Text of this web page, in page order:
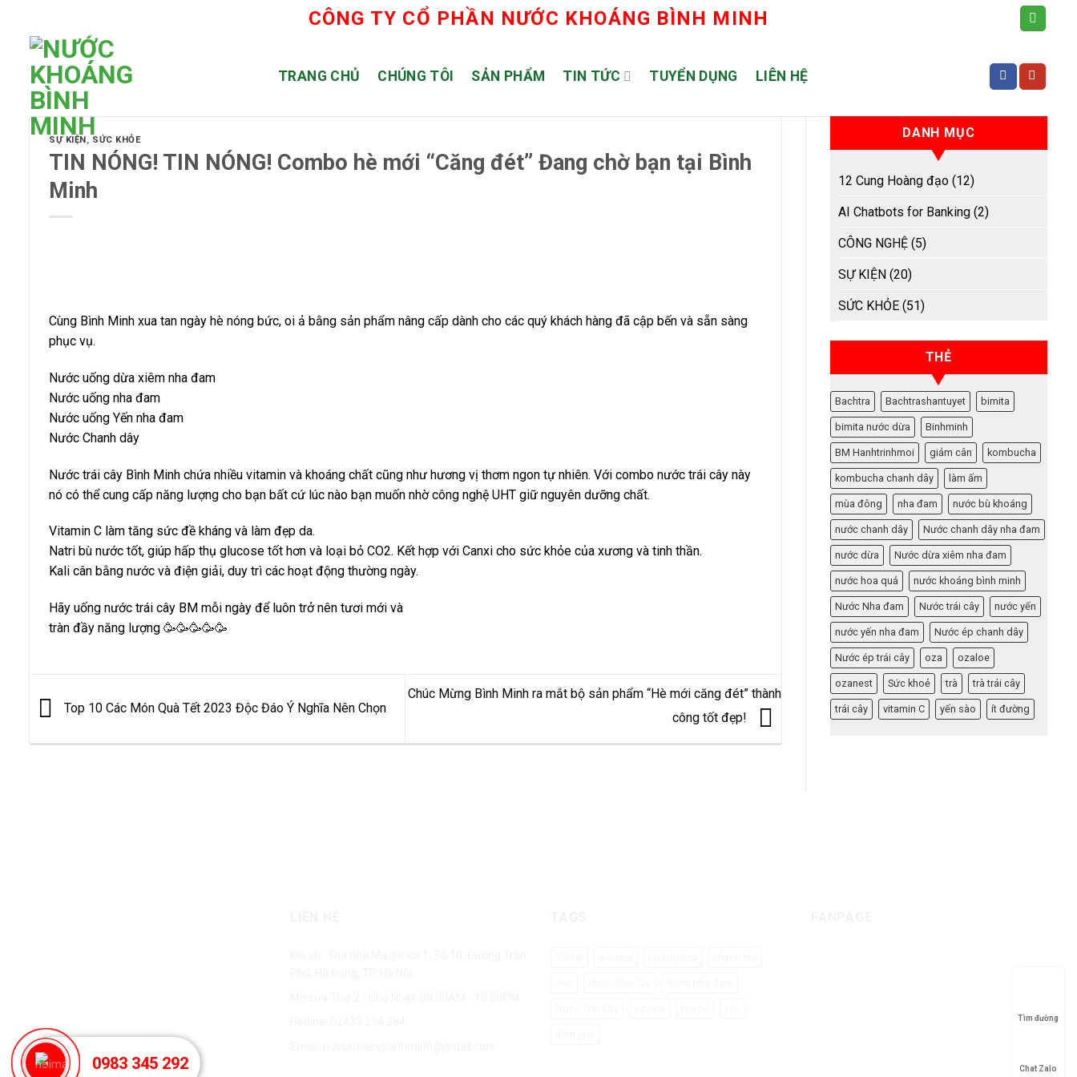
content
CÔNG TY CỔ PHẦN NƯỚC KHOÁNG BÌNH MINH
TRANG CHỦ CHÚNG TÔI SẢN PHẨM TIN TỨC TUYỂN DỤNG LIÊN HỆ
SỰ KIỆN, SỨC KHỎE
TIN NÓNG! TIN NÓNG! Combo hè mới “Căng đét” Đang chờ bạn tại Bình
Minh
Cùng Bình Minh xua tan ngày hè nóng bức, oi ả bằng sản phẩm nâng cấp dành cho các quý khách hàng đã cập bến và sẵn sàng
phục vụ.
Nước uống dừa xiêm nha đam
Nước uống nha đam
Nước uống Yến nha đam
Nước Chanh dây
Nước trái cây Bình Minh chứa nhiều vitamin và khoáng chất cũng như hương vị thơm ngon tự nhiên. Với combo nước trái cây này
nó có thể cung cấp năng lượng cho bạn bất cứ lúc nào bạn muốn nhờ công nghệ UHT giữ nguyên dưỡng chất.
Vitamin C làm tăng sức đề kháng và làm đẹp da.
Natri bù nước tốt, giúp hấp thụ glucose tốt hơn và loại bỏ CO2. Kết hợp với Canxi cho sức khỏe của xương và tinh thần.
Kali cân bằng nước và điện giải, duy trì các hoạt động thường ngày.
Hãy uống nước trái cây BM mỗi ngày để luôn trở nên tươi mới và
tràn đầy năng lượng 🥳🥳🥳🥳🥳
Top 10 Các Món Quà Tết 2023 Độc Đáo Ý Nghĩa Nên Chọn
Chúc Mừng Bình Minh ra mắt bộ sản phẩm “Hè mới căng đét” thành
công tốt đẹp!
DANH MỤC
12 Cung Hoàng đạo(12)
AI Chatbots for Banking(2)
CÔNG NGHỆ(5)
SỰ KIỆN(20)
SỨC KHỎE(51)
THẺ
Bachtra Bachtrashantuyet bimita
bimita nước dừa Binhminh
BM Hanhtrinhmoi giảm cân kombucha
kombucha chanh dây làm ấm
mùa đông nha đam nước bù khoáng
nước chanh dây Nước chanh dây nha đam
nước dừa Nước dừa xiêm nha đam
nước hoa quả nước khoáng bình minh
Nước Nha đam Nước trái cây nước yến
nước yến nha đam Nước ép chanh dây
Nước ép trái cây oza ozaloe
ozanest Sức khoẻ trà trà trái cây
trái cây vitamin C yến sào ít đường
0983 345 292
Tìm đường
Chat Zalo